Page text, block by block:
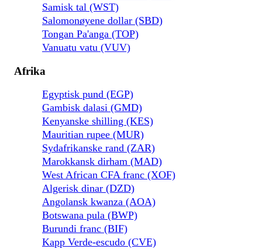
Samisk tal (WST)
Salomonøyene dollar (SBD)
Tongan Pa'anga (TOP)
Vanuatu vatu (VUV)
Afrika
Egyptisk pund (EGP)
Gambisk dalasi (GMD)
Kenyanske shilling (KES)
Mauritian rupee (MUR)
Sydafrikanske rand (ZAR)
Marokkansk dirham (MAD)
West African CFA franc (XOF)
Algerisk dinar (DZD)
Angolansk kwanza (AOA)
Botswana pula (BWP)
Burundi franc (BIF)
Kapp Verde-escudo (CVE)